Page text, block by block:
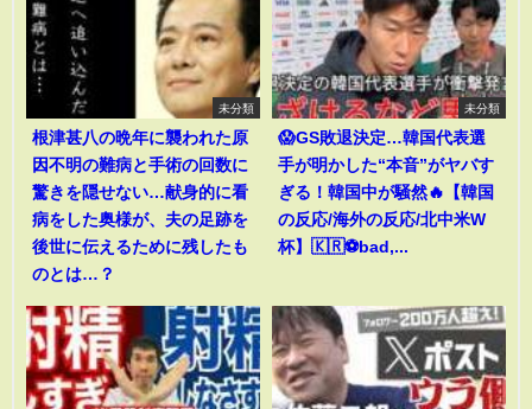
未分類
根津甚八の晩年に襲われた原
因不明の難病と手術の回数に
驚きを隠せない…献身的に看
病をした奥様が、夫の足跡を
後世に伝えるために残したも
のとは…？
未分類
😱GS敗退決定…韓国代表選
手が明かした“本音”がヤバす
ぎる！韓国中が騒然🔥【韓国
の反応/海外の反応/北中米W
杯】🇰🇷⚽bad,...